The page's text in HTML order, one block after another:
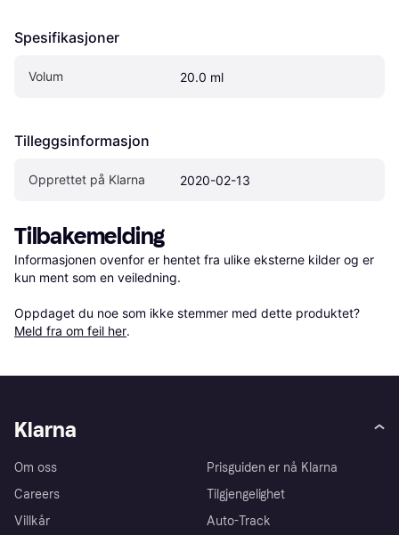
Spesifikasjoner
Volum 20.0 ml
Tilleggsinformasjon
Opprettet på Klarna 2020-02-13
Tilbakemelding
Informasjonen ovenfor er hentet fra ulike eksterne kilder og er
kun ment som en veiledning.
Oppdaget du noe som ikke stemmer med dette produktet?
Meld fra om feil her.
Klarna
Om oss
Careers
Villkår
Prisguiden er nå Klarna
Tilgjengelighet
Auto-Track